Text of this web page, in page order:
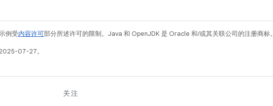
例受内容许可部分所述许可的限制。Java 和 OpenJDK 是 Oracle 和/或其关联公司的注册商标。
07-27。
关注